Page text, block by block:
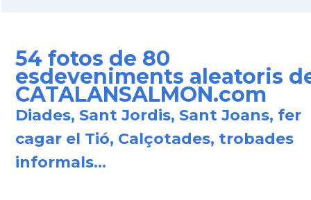
54 fotos de 80
esdeveniments aleatoris
CATALANSALMON.com
Diades, Sant Jordis, Sant Joans, fer
cagar el Tió, Calçotades, trobades
informals...